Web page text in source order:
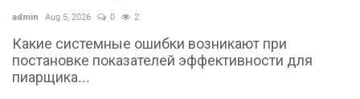
admin Aug 5, 2026 0 2
Какие системные ошибки возникают при
постановке показателей эффективности для
пиарщика...